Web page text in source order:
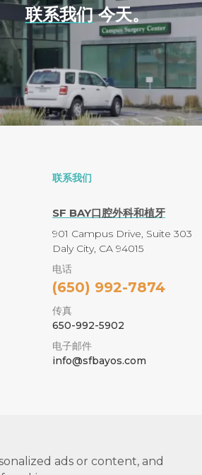
联系我们今天。
联系我们
SF BAY口腔外科和植牙
901 Campus Drive, Suite 303
Daly City, CA 94015
电话
(650) 992-7874
传真
650-992-5902
电子邮件
info@sfbayos.com
Reserved • Privacy Policy •
ads or content, and